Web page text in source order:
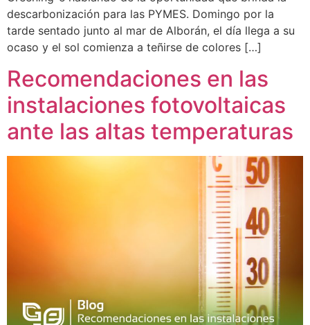
descarbonización para las PYMES. Domingo por la
tarde sentado junto al mar de Alborán, el día llega a su
ocaso y el sol comienza a teñirse de colores […]
Recomendaciones en las
instalaciones fotovoltaicas
ante las altas temperaturas